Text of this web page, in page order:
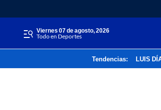
viernes 07 de agosto, 2026
Todo en Deportes
Tendencias: LUIS